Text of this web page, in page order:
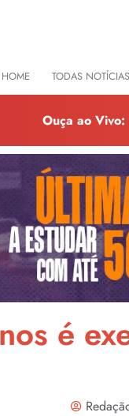
HOME TODAS NOTÍCIAS
Ouça ao Vivo:
é